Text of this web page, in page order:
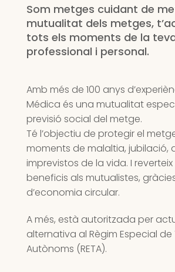
Som metges cuidant de
mutualitat dels metges,
tots els moments de la
professional i personal.
Amb més de 100 anys
Médica és una mutualitat
previsió social del metge.
Té l’objectiu de protegir el
moments de malaltia, jubilació,
imprevistos de la vida. I
beneficis als mutualistes,
d’economia circular.
A més, està autoritzada per
alternativa al Règim Especial
Autònoms (RETA).